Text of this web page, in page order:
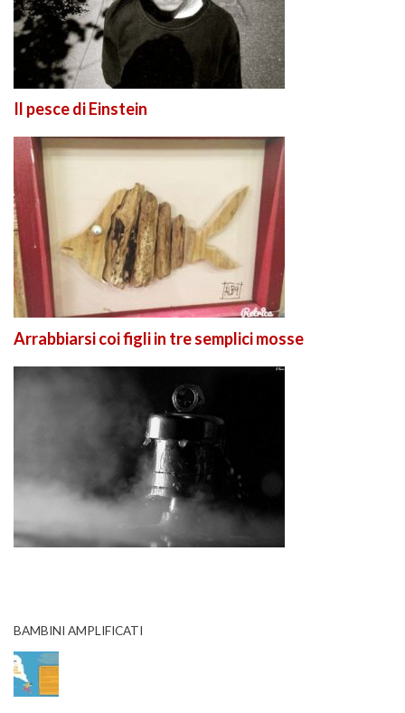
Il pesce di Einstein
Arrabbiarsi coi figli in tre semplici mosse
BAMBINI AMPLIFICATI